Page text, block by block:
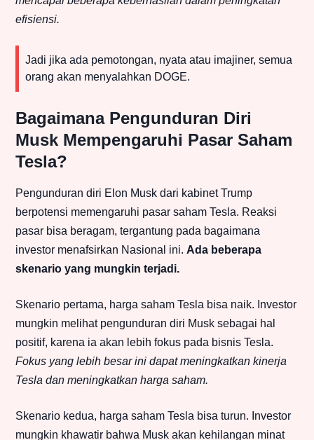
efisiensi.
Jadi jika ada pemotongan, nyata atau imajiner, semua
orang akan menyalahkan DOGE.
Bagaimana Pengunduran Diri
Musk Mempengaruhi Pasar Saham
Tesla?
Pengunduran diri Elon Musk dari kabinet Trump
berpotensi memengaruhi pasar saham Tesla. Reaksi
pasar bisa beragam, tergantung pada bagaimana
investor menafsirkan Nasional ini. Ada beberapa
skenario yang mungkin terjadi.
Skenario pertama, harga saham Tesla bisa naik. Investor
mungkin melihat pengunduran diri Musk sebagai hal
positif, karena ia akan lebih fokus pada bisnis Tesla.
Fokus yang lebih besar ini dapat meningkatkan kinerja
Tesla dan meningkatkan harga saham.
Skenario kedua, harga saham Tesla bisa turun. Investor
mungkin khawatir bahwa Musk akan kehilangan minat